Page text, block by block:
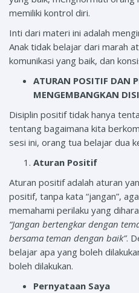
memiliki kontrol diri.
Inti dari materi ini adalah
Anak tidak belajar dari marah
komunikasi yang baik, dan
ATURAN POSITIF DAN
MENGEMBANGKAN
Disiplin positif tidak hanya
tentang bagaimana kita
sesi ini, orang tua belajar dua
Aturan Positif
Aturan positif adalah aturan
positif, tanpa kata “jangan”,
memahami perilaku yang
“Jangan bertengkar dengan
bersama teman dengan baik”.
belajar apa yang boleh
boleh dilakukan.
Pernyataan Saya